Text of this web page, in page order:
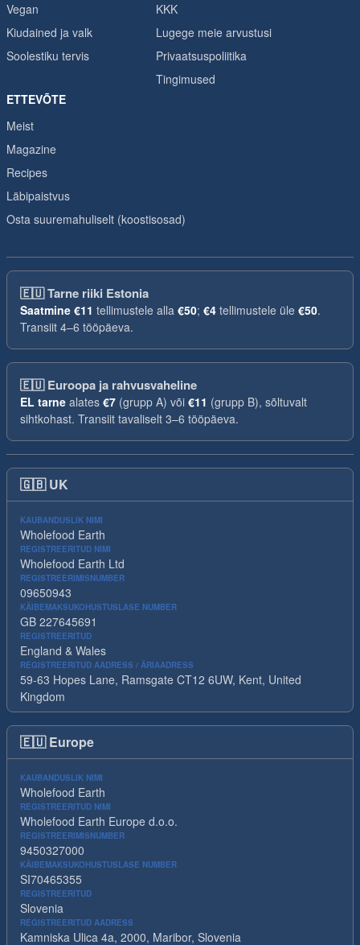
Vegan
Kiudained ja valk
Soolestiku tervis
KKK
Lugege meie arvustusi
Privaatsuspoliitika
Tingimused
ETTEVÕTE
Meist
Magazine
Recipes
Läbipaistvus
Osta suuremahuliselt (koostisosad)
🇪🇺Tarne riiki Estonia
Saatmine €11 tellimustele alla €50; €4 tellimustele üle €50.
Transiit 4–6 tööpäeva.
🇪🇺Euroopa ja rahvusvaheline
EL tarne alates €7 (grupp A) või €11 (grupp B), sõltuvalt
sihtkohast. Transiit tavaliselt 3–6 tööpäeva.
🇬🇧 UK
KAUBANDUSLIK NIMI
Wholefood Earth
REGISTREERITUD NIMI
Wholefood Earth Ltd
REGISTREERIMISNUMBER
09650943
KÄIBEMAKSUKOHUSTUSLASE NUMBER
GB 227645691
REGISTREERITUD
England & Wales
REGISTREERITUD AADRESS / ÄRIAADRESS
59-63 Hopes Lane, Ramsgate CT12 6UW, Kent, United
Kingdom
🇪🇺 Europe
KAUBANDUSLIK NIMI
Wholefood Earth
REGISTREERITUD NIMI
Wholefood Earth Europe d.o.o.
REGISTREERIMISNUMBER
9450327000
KÄIBEMAKSUKOHUSTUSLASE NUMBER
SI70465355
REGISTREERITUD
Slovenia
REGISTREERITUD AADRESS
Kamniska Ulica 4a, 2000, Maribor, Slovenia